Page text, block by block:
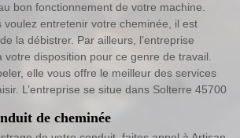
bon fonctionnement de votre machine.
voulez entretenir votre cheminée, il est
la débistrer. Par ailleurs, l’entreprise
votre disposition pour ce genre de travail.
elle vous offre le meilleur des services
L’entreprise se situe dans Solterre 45700
de cheminée